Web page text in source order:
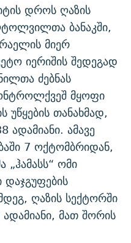
დროს ღაზის
ბანაკში,
მიერ
იერიშის შედეგად
ძებნას
მყოფი
უწყების თანახმად,
ამავე
7 ოქტომბრიდან,
„ჰამასს“ ომი
ღაზის სექტორში
მათ შორის